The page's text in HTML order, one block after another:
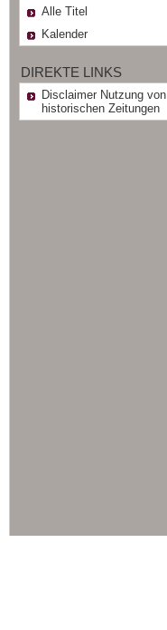
Alle Titel
Kalender
DIREKTE LINKS
Disclaimer Nutzung von
historischen Zeitungen